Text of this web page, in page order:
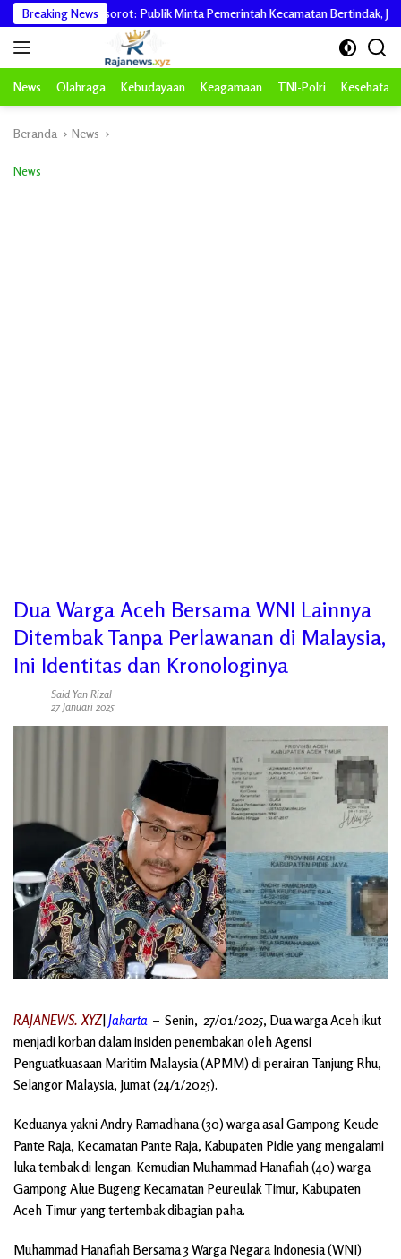
Langsung
ke
konten
Breaking News
Teh Disorot: Publik Minta Pemerintah Kecamatan Bertindak, Jangan
News Olahraga Kebudayaan Keagamaan TNI-Polri Kesehatan
Beranda News
News
Dua Warga Aceh Bersama WNI Lainnya
Ditembak Tanpa Perlawanan di Malaysia,
Ini Identitas dan Kronologinya
Said Yan Rizal
27 Januari 2025
RAJANEWS. XYZ|Jakarta – Senin, 27/01/2025, Dua warga Aceh ikut
menjadi korban dalam insiden penembakan oleh Agensi
Penguatkuasaan Maritim Malaysia (APMM) di perairan Tanjung Rhu,
Selangor Malaysia, Jumat (24/1/2025).
Keduanya yakni Andry Ramadhana (30) warga asal Gampong Keude
Pante Raja, Kecamatan Pante Raja, Kabupaten Pidie yang mengalami
luka tembak di lengan. Kemudian Muhammad Hanafiah (40) warga
Gampong Alue Bugeng Kecamatan Peureulak Timur, Kabupaten
Aceh Timur yang tertembak dibagian paha.
Muhammad Hanafiah Bersama 3 Warga Negara Indonesia (WNI)